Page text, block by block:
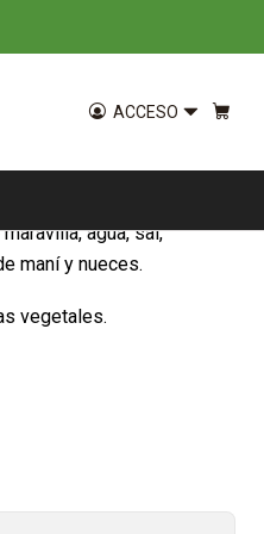
ACCESO
agua, sal,
maní y nueces.
vegetales.